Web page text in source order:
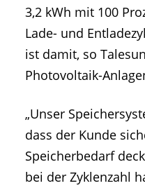
3,2 kWh mit 100
Lade- und
ist damit, so
Photovoltaik-
„Unser
dass der Kunde
Speicherbedarf
bei der Zyklenzahl